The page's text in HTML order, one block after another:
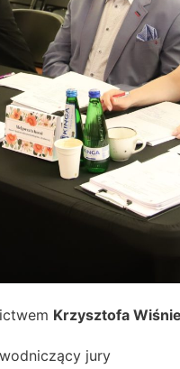
Krzysztofa
jury